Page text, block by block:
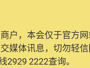
户，本会仅于官方
媒体讯息，切勿轻
2929 2222查询。